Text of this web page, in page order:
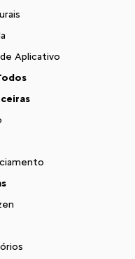
Aplicativo